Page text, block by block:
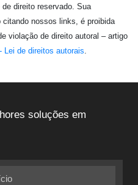
direito reservado. Sua
nossos links, é proibida
violação de direito autoral – artigo
Lei de direitos autorais.
soluções em